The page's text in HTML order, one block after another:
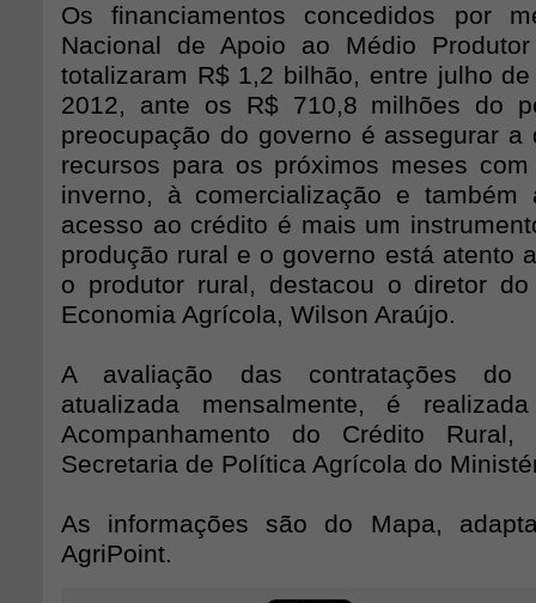
Os financiamentos concedidos por
Nacional de Apoio ao Médio
totalizaram R$ 1,2 bilhão, entre julho
2012, ante os R$ 710,8 milhões do
preocupação do governo é assegurar a
recursos para os próximos meses
inverno, à comercialização e também
acesso ao crédito é mais um
produção rural e o governo está atento
o produtor rural, destacou o diretor
Economia Agrícola, Wilson Araújo.
A avaliação das contratações do
atualizada mensalmente, é
Acompanhamento do Crédito Rural,
Secretaria de Política Agrícola do
As informações são do Mapa,
AgriPoint.